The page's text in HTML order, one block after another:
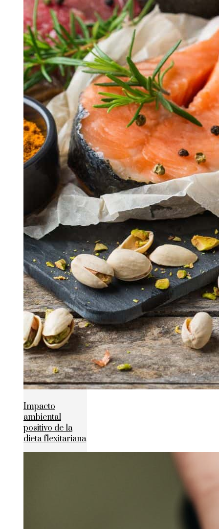
Impacto
ambiental
positivo de la
dieta flexitariana